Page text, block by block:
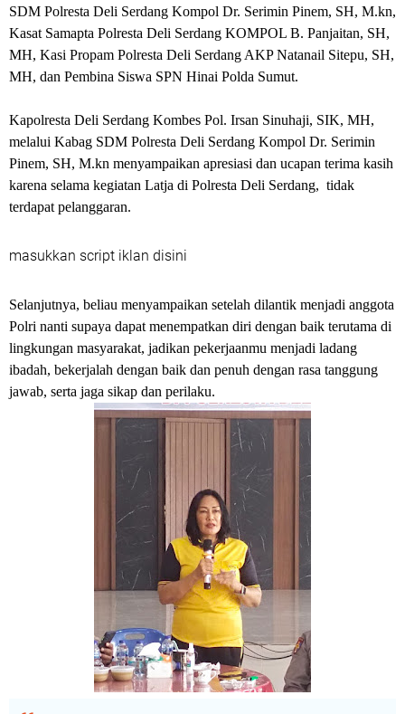
SDM Polresta Deli Serdang Kompol Dr. Serimin Pinem, SH, M.kn,
Kasat Samapta Polresta Deli Serdang KOMPOL B. Panjaitan, SH,
MH, Kasi Propam Polresta Deli Serdang AKP Natanail Sitepu, SH,
MH, dan Pembina Siswa SPN Hinai Polda Sumut.
Kapolresta Deli Serdang Kombes Pol. Irsan Sinuhaji, SIK, MH,
melalui Kabag SDM Polresta Deli Serdang Kompol Dr. Serimin
Pinem, SH, M.kn menyampaikan apresiasi dan ucapan terima kasih
karena selama kegiatan Latja di Polresta Deli Serdang, tidak
terdapat pelanggaran.
masukkan script iklan disini
Selanjutnya, beliau menyampaikan setelah dilantik menjadi anggota
Polri nanti supaya dapat menempatkan diri dengan baik terutama di
lingkungan masyarakat, jadikan pekerjaanmu menjadi ladang
ibadah, bekerjalah dengan baik dan penuh dengan rasa tanggung
jawab, serta jaga sikap dan perilaku.